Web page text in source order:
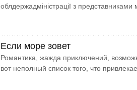
облдержадміністрації з представниками
Если море зовет
Романтика, жажда приключений,
вот неполный список того, что